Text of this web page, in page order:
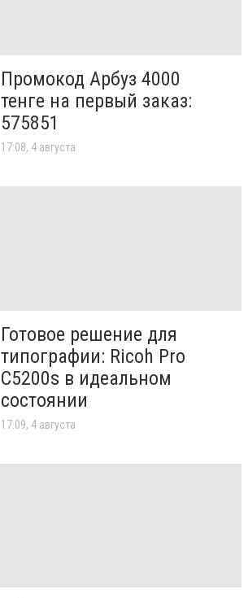
Промокод Арбуз 4000
тенге на первый заказ:
575851
17:08, 4 августа
Готовое решение для
типографии: Ricoh Pro
C5200s в идеальном
состоянии
17:09, 4 августа